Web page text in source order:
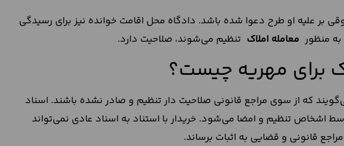
بر علیه او طرح دعوا شده باشد. دادگاه محل اقامت خوانده نیز برای رسیدگی
به منظور معامله املاک تنظیم می‌شوند، صلاحیت دارد.
برای مهریه چیست؟
که از سوی مراجع قانونی صلاحیت دار تنظیم و صادر نشده باشند. اسناد
اشخاص تنظیم و امضا می‌شود. خریدار با استناد به اسناد عادی نمی‌تواند
قانونی و قضایی به اثبات برساند.